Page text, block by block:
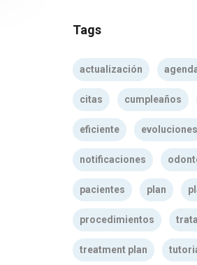
Tags
actualización
citas cumpleaños
eficiente evoluciones
notificaciones
pacientes plan
procedimientos
treatment plan